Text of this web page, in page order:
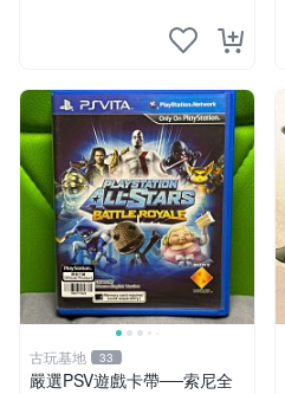
古玩基地 33
嚴選PSV遊戲卡帶──索尼全